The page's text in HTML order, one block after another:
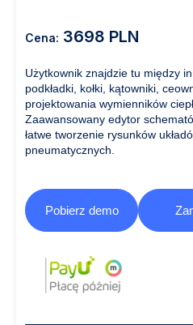
Cena: 3698 PLN
Użytkownik znajdzie tu między
podkładki, kołki, kątowniki,
projektowania wymienników
Zaawansowany edytor
łatwe tworzenie rysunków
pneumatycznych.
Pobierz demo